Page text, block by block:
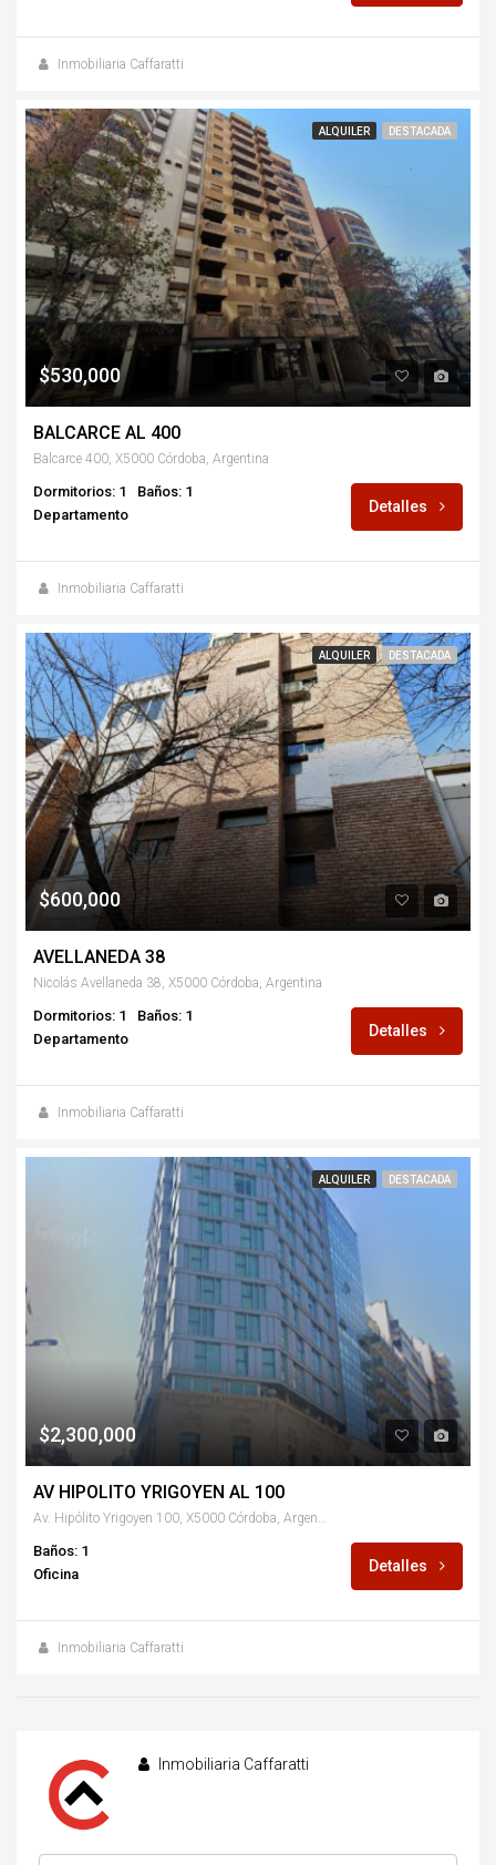
Inmobiliaria Caffaratti
ALQUILER DESTACADA
$530,000
BALCARCE AL 400
Balcarce 400, X5000 Córdoba, Argentina
Dormitorios: 1
Baños: 1
Departamento
Detalles
Inmobiliaria Caffaratti
ALQUILER DESTACADA
$600,000
AVELLANEDA 38
Nicolás Avellaneda 38, X5000 Córdoba, Argentina
Dormitorios: 1
Baños: 1
Departamento
Detalles
Inmobiliaria Caffaratti
ALQUILER DESTACADA
$2,300,000
AV HIPOLITO YRIGOYEN AL 100
Av. Hipólito Yrigoyen 100, X5000 Córdoba, Argentina
Baños: 1
Oficina
Detalles
Inmobiliaria Caffaratti
Inmobiliaria Caffaratti